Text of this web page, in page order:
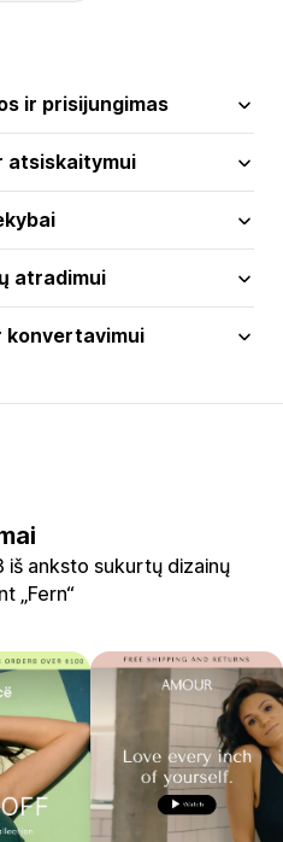
ir prisijungimas
atsiskaitymui
atradimui
konvertavimui
iš anksto sukurtų dizainų
„Fern“